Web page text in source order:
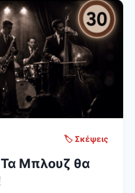
🏷️ Σκέψεις
Τα Μπλουζ θα